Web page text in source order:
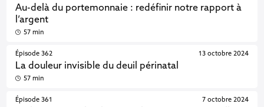
Au-delà du portemonnaie : redéfinir notre rapport à
l’argent
57 min
Épisode 362
La douleur invisible du deuil périnatal
13 octobre 2024
57 min
Épisode 361 7 octobre 2024